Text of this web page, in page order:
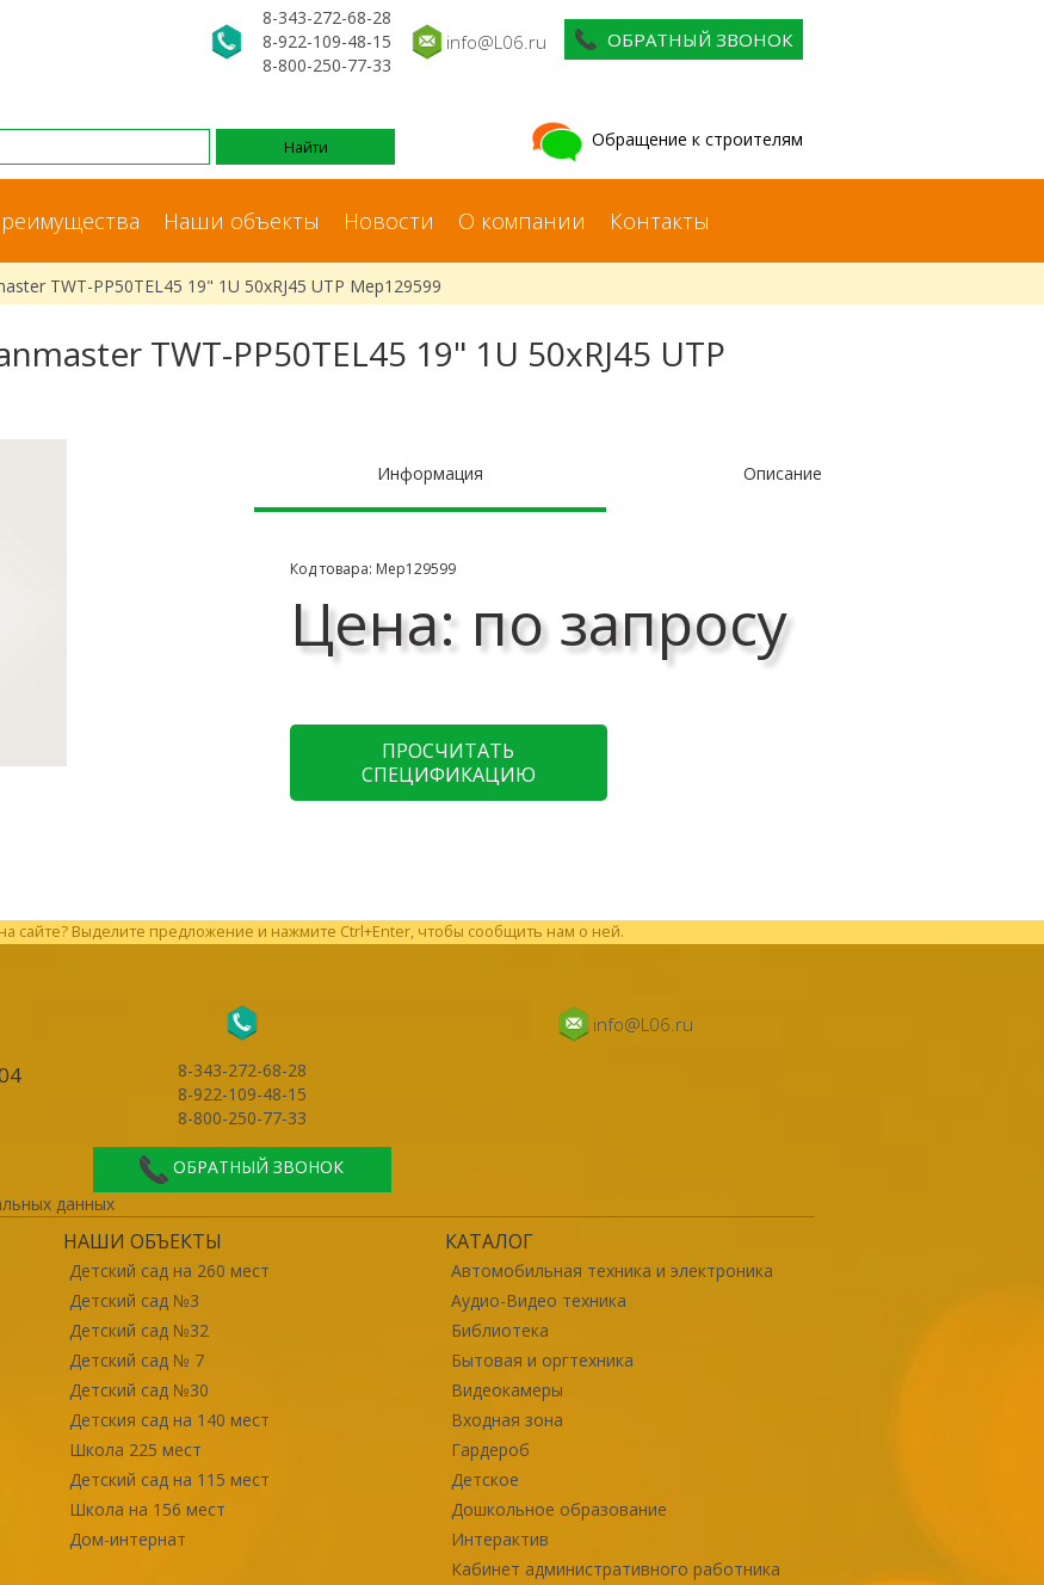
8-343-272-68-28
8-922-109-48-15
8-800-250-77-33
info@L06.ru ОБРАТНЫЙ ЗВОНОК
Обращение к строителям
Наши объекты Новости О компании Контакты
TWT-PP50TEL45 19" 1U 50xRJ45 UTP Мер129599
TWT-PP50TEL45 19" 1U 50xRJ45 UTP
Информация Описание
Код товара: Мер129599
Цена: по запросу
ПРОСЧИТАТЬ
СПЕЦИФИКАЦИЮ
сайте? Выделите предложение и нажмите Ctrl+Enter, чтобы сообщить нам о ней.
8-343-272-68-28
8-922-109-48-15
8-800-250-77-33
ОБРАТНЫЙ ЗВОНОК
info@L06.ru
данных
НАШИ ОБЪЕКТЫ
Детский сад на 260 мест
Детский сад №3
Детский сад №32
Детский сад № 7
Детский сад №30
Детския сад на 140 мест
Школа 225 мест
Детский сад на 115 мест
Школа на 156 мест
Дом-интернат
КАТАЛОГ
Автомобильная техника и электроника
Аудио-Видео техника
Библиотека
Бытовая и оргтехника
Видеокамеры
Входная зона
Гардероб
Детское
Дошкольное образование
Интерактив
Кабинет административного работника